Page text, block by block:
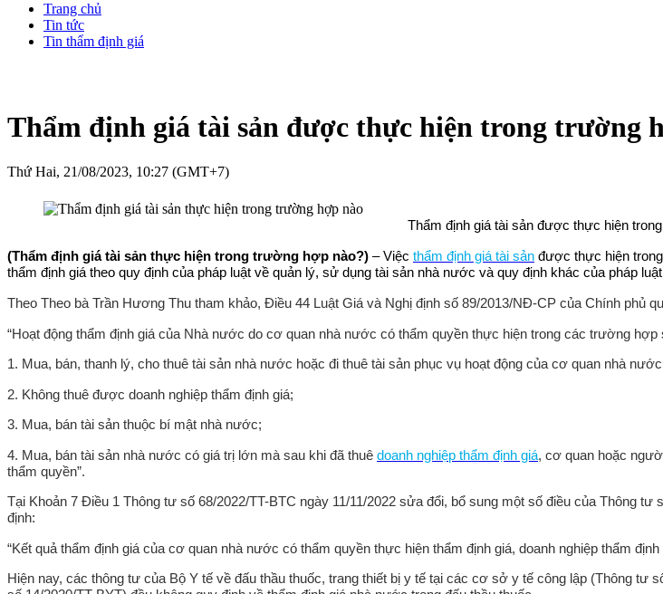
Trang chủ
Tin tức
Tin thẩm định giá
Thẩm định giá tài sản được thực hiện trong trường
Thứ Hai, 21/08/2023, 10:27 (GMT+7)
Thẩm định giá tài sản được thực hiện
(Thẩm định giá tài sản thực hiện trong trường hợp nào?) – Việc thẩm định giá tài sản được thực hiện
thẩm định giá theo quy định của pháp luật về quản lý, sử dụng tài sản nhà nước và quy định khác của pháp
Theo Theo bà Trần Hương Thu tham khảo, Điều 44 Luật Giá và Nghị định số 89/2013/NĐ-CP của Chính phủ
“Hoạt động thẩm định giá của Nhà nước do cơ quan nhà nước có thẩm quyền thực hiện trong các trường hợp
1. Mua, bán, thanh lý, cho thuê tài sản nhà nước hoặc đi thuê tài sản phục vụ hoạt động của cơ quan nhà
2. Không thuê được doanh nghiệp thẩm định giá;
3. Mua, bán tài sản thuộc bí mật nhà nước;
4. Mua, bán tài sản nhà nước có giá trị lớn mà sau khi đã thuê doanh nghiệp thẩm định giá, cơ quan hoặc
thẩm quyền”.
Tại Khoản 7 Điều 1 Thông tư số 68/2022/TT-BTC ngày 11/11/2022 sửa đổi, bổ sung một số điều của Thông tư
định:
“Kết quả thẩm định giá của cơ quan nhà nước có thẩm quyền thực hiện thẩm định giá, doanh nghiệp thẩm
Hiện nay, các thông tư của Bộ Y tế về đấu thầu thuốc, trang thiết bị y tế tại các cơ sở y tế công lập (Thông tư